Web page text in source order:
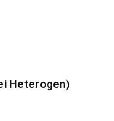
Heterogen)